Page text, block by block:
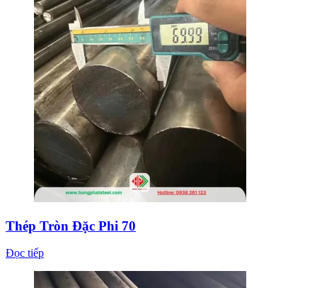
Thép Tròn Đặc Phi 70
Đọc tiếp